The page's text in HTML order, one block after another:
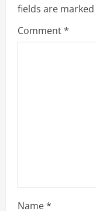
R
e
fields are marked
Comment*
Name*